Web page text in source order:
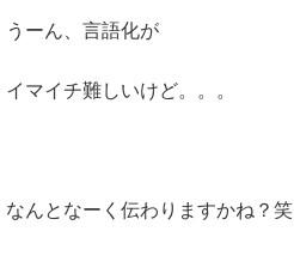
うーん、言語化が
イマイチ難しいけど。。。
なんとなーく伝わりますかね？笑